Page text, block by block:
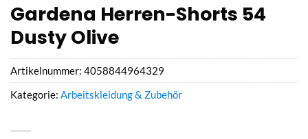
Gardena Herren-Shorts 54
Dusty Olive
Artikelnummer: 4058844964329
Kategorie: Arbeitskleidung & Zubehör